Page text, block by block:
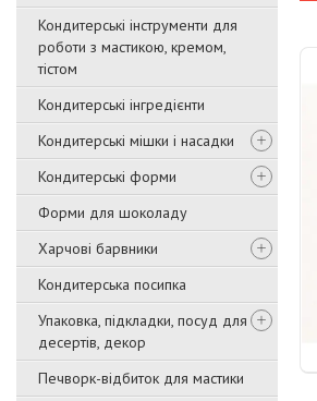
Кондитерські інструменти для
роботи з мастикою, кремом,
тістом
Кондитерські інгредієнти
Кондитерські мішки і насадки
Кондитерські форми
Форми для шоколаду
Харчові барвники
Кондитерська посипка
Упаковка, підкладки, посуд для
десертів, декор
Печворк-відбиток для мастики